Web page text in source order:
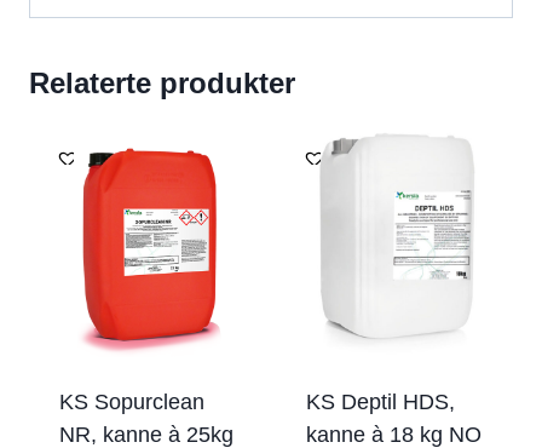
Relaterte produkter
KS Sopurclean
NR, kanne à 25kg
KS Deptil HDS,
kanne à 18 kg NO